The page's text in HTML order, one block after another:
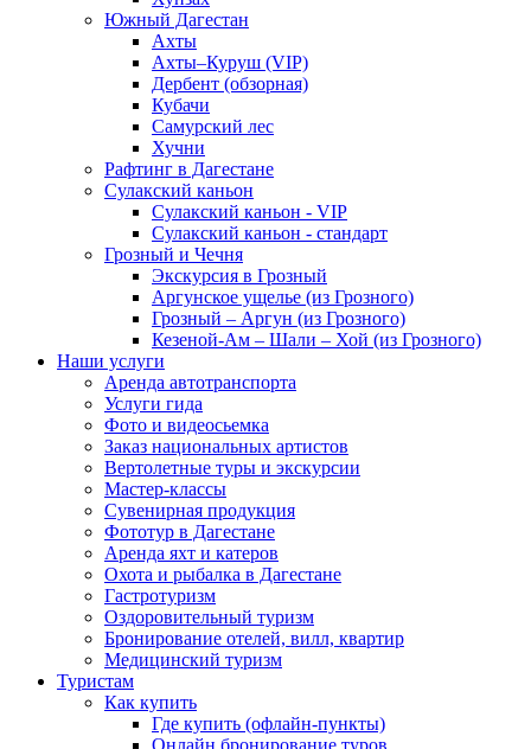
Южный Дагестан
Ахты
Ахты–Куруш (VIP)
Дербент (обзорная)
Кубачи
Самурский лес
Хучни
Рафтинг в Дагестане
Сулакский каньон
Сулакский каньон - VIP
Сулакский каньон - стандарт
Грозный и Чечня
Экскурсия в Грозный
Аргунское ущелье (из Грозного)
Грозный – Аргун (из Грозного)
Кезеной-Ам – Шали – Хой (из Грозного)
Наши услуги
Аренда автотранспорта
Услуги гида
Фото и видеосьемка
Заказ национальных артистов
Вертолетные туры и экскурсии
Мастер-классы
Сувенирная продукция
Фототур в Дагестане
Аренда яхт и катеров
Охота и рыбалка в Дагестане
Гастротуризм
Оздоровительный туризм
Бронирование отелей, вилл, квартир
Медицинский туризм
Туристам
Как купить
Где купить (офлайн-пункты)
Онлайн бронирование туров